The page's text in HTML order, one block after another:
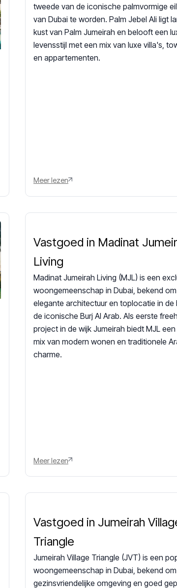
tweede van de iconische palmvormige
van Dubai te worden. Palm Jebel Ali ligt
kust van Palm Jumeirah en belooft een
levensstijl met een mix van luxe villa's,
en appartementen.
Meer lezen
Vastgoed in Madinat
Living
Madinat Jumeirah Living (MJL) is een
woongemeenschap in Dubai, bekend
elegante architectuur en toplocatie in de
de iconische Burj Al Arab. Als eerste
project in de wijk Jumeirah biedt MJL een
mix van modern wonen en traditionele
charme.
Meer lezen
Vastgoed in Jumeirah
Triangle
Jumeirah Village Triangle (JVT) is een
woongemeenschap in Dubai, bekend
gezinsvriendelijke omgeving en goed